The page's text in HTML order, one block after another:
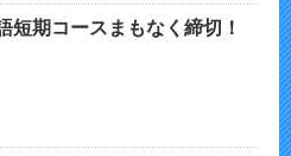
短期コースまもなく締切！